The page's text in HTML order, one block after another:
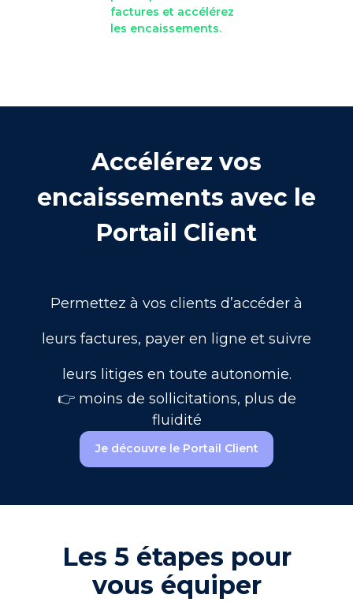
factures et accélérez
les encaissements.
Accélérez vos
encaissements avec le
Portail Client
Permettez à vos clients d’accéder à
leurs factures, payer en ligne et suivre
leurs litiges en toute autonomie.
👉 moins de sollicitations, plus de
fluidité
Je découvre le Portail Client
Les 5 étapes pour
vous équiper